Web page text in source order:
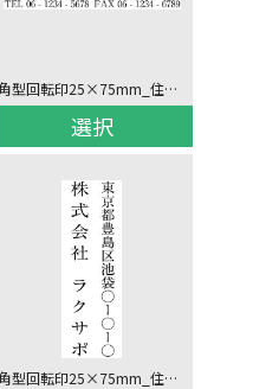
角型回転印25×75mm_住所/社名(2行)/汎用/電話_ヨコ
選択
角型回転印25×75mm_住所(〒なし)/社名_タテ